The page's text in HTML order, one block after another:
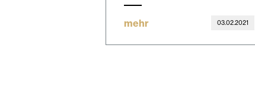
mehr 03.02.2021